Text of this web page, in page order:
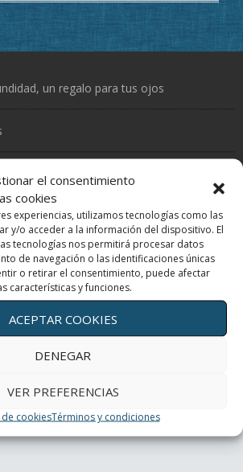
el consentimiento
cookies
experiencias, utilizamos tecnologías como las
y/o acceder a la información del dispositivo. El
tecnologías nos permitirá procesar datos
de navegación o las identificaciones únicas
o retirar el consentimiento, puede afectar
características y funciones.
ACEPTAR COOKIES
DENEGAR
VER PREFERENCIAS
cookiesTérminos y condiciones
un regalo para tus ojos